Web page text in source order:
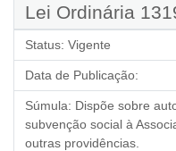
Lei Ordinária
Status: Vigente
Data de Publicação:
Súmula: Dispõe sobre
subvenção social à
outras providências.